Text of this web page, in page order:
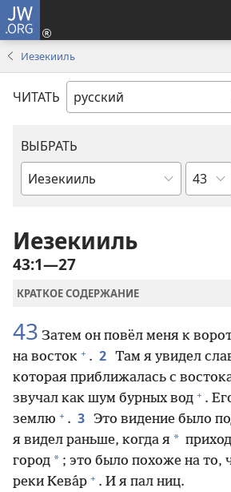
JW.ORG
Иезекииль
ЧИТАТЬ
ВЫБРАТЬ
по
Библии
по
главам
Иезекииль
43:1—27
КРАТКОЕ СОДЕРЖАНИЕ
43 Затем он повёл меня к
на восток + . 2 Там я увидел
которая приближалась с
звучал как шум бурных вод + .
землю + . 3 Это видение было
я видел раньше, когда я *
город * ; это было похоже на то,
реки Кева́р + . И я пал ниц.